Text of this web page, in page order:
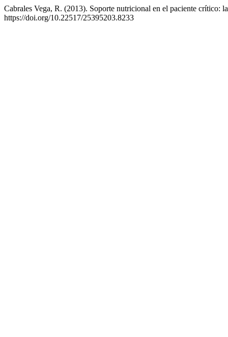
Cabrales Vega, R. (2013). Soporte nutricional en el paciente crítico:
https://doi.org/10.22517/25395203.8233